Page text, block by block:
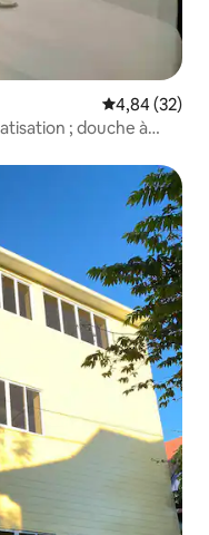
Évaluation
4,84 (32)
; douche à